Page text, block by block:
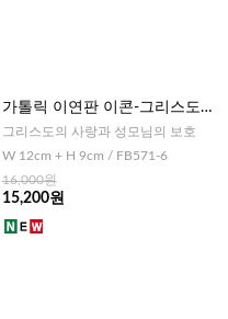
가톨릭 이연판 이콘-그리스도
+영원한 도움의 성모(이태리)
그리스도의 사랑과 성모님의 보호
W 12cm + H 9cm / FB571-6
16,000원
15,200원